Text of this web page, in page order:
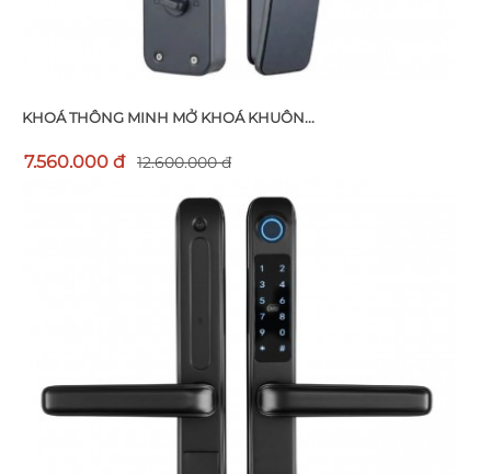
KHOÁ THÔNG MINH MỞ KHOÁ KHUÔN...
7.560.000 đ 12.600.000 đ